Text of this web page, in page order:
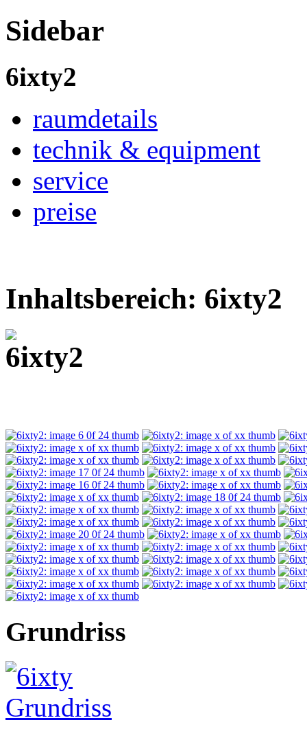
Sidebar
6ixty2
raumdetails
technik & equipment
service
preise
Inhaltsbereich: 6ixty2
Grundriss